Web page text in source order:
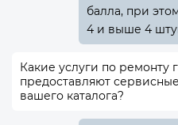
балла, при
4 и выше 4
Какие услуги по ремонту
предоставляют
вашего каталога?